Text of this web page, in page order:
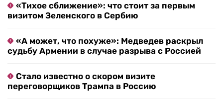
«Тихое сближение»: что стоит за первым
визитом Зеленского в Сербию
«А может, что похуже»: Медведев раскрыл
судьбу Армении в случае разрыва с Россией
Стало известно о скором визите
переговорщиков Трампа в Россию